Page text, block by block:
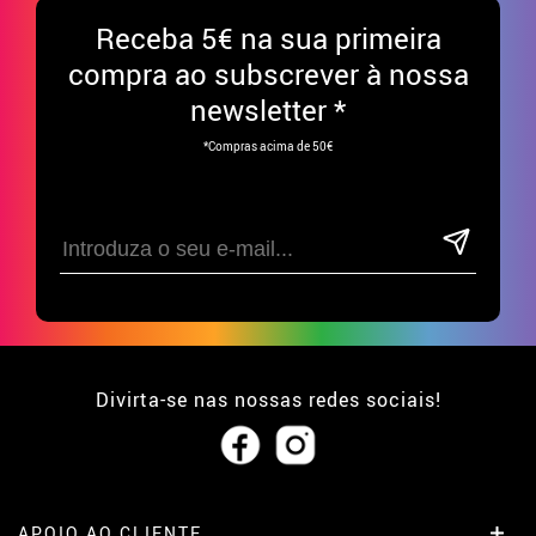
Receba 5€ na sua primeira
compra ao subscrever à nossa
newsletter *
*Compras acima de 50€
Divirta-se nas nossas redes sociais!